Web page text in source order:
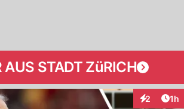
AUS STADT ZüRICH
2 1h